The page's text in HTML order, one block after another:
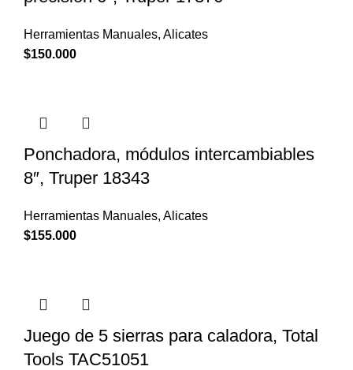
Herramientas Manuales, Alicates
$150.000
Ponchadora, módulos intercambiables
8″, Truper 18343
Herramientas Manuales, Alicates
$155.000
Juego de 5 sierras para caladora, Total
Tools TAC51051